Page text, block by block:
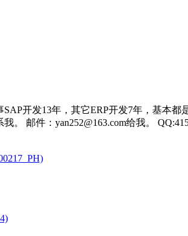
开发13年，其它ERP开发7年，基本
。 邮件：yan252@163.com给我。